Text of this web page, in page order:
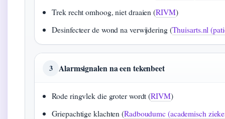
Trek recht omhoog, niet draaien (RIVM)
Desinfecteer de wond na verwijdering (Thuisarts.nl
3 Alarmsignalen na een tekenbeet
Rode ringvlek die groter wordt (RIVM)
Griepachtige klachten (Radboudumc (academisch